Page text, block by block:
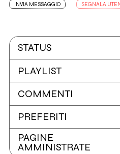
INVIA MESSAGGIO SEGNALA
STATUS
PLAYLIST
COMMENTI
PREFERITI
PAGINE
AMMINISTRATE